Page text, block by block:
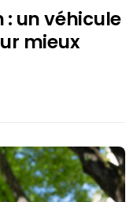
un véhicule
mieux